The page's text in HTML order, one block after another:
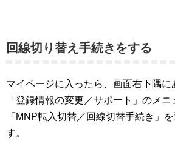
回線切り替え手続きをする
マイページに入ったら、画面右下隅に
「登録情報の変更／サポート」のメニ
「MNP転入切替／回線切替手続き」
す。